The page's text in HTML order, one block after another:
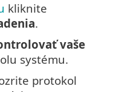
kliknite
.
vaše
systému.
protokol